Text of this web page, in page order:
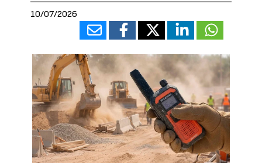
10/07/2026